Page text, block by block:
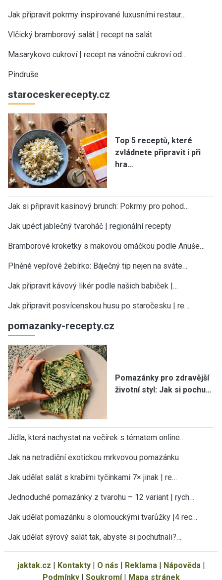
Jak připravit pokrmy inspirované luxusními restaur…
Vlčický bramborový salát | recept na salát
Masarykovo cukroví | recept na vánoční cukroví od…
Pindruše
staroceskerecepty.cz
Top 5 receptů, které
zvládnete připravit i při
hra…
Jak si připravit kasinový brunch: Pokrmy pro pohod…
Jak upéct jablečný tvaroháč | regionální recepty
Bramborové kroketky s makovou omáčkou podle Anuše…
Plněné vepřové žebírko: Báječný tip nejen na sváte…
Jak připravit kávový likér podle našich babiček |…
Jak připravit posvícenskou husu po staročesku | re…
pomazanky-recepty.cz
Pomazánky pro zdravější
životní styl: Jak si pochu…
Jídla, která nachystat na večírek s tématem online…
Jak na netradiční exotickou mrkvovou pomazánku
Jak udělat salát s krabími tyčinkami 7× jinak | re…
Jednoduché pomazánky z tvarohu – 12 variant | rych…
Jak udělat pomazánku s olomouckými tvarůžky |4 rec…
Jak udělat sýrový salát tak, abyste si pochutnali?…
jaktak.cz | Kontakty| O nás | Reklama | Nápověda |
Podmínky| Soukromí| Mapa stránek